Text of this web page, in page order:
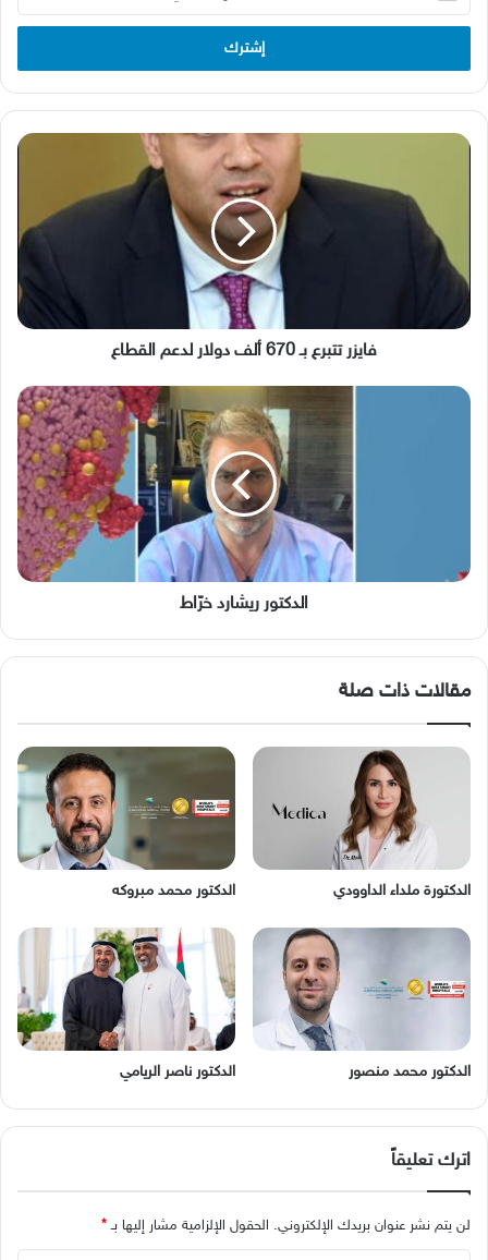
بريدك
الإلكتروني
فايزر
دولار
لدعم
فايزر تتبرع بـ 670 ألف دولار لدعم القطاع
الدكتور
الدكتور ريشارد خرّاط
مقالات ذات صلة
الدكتورة ملداء الداوودي الدكتور محمد مبروكه
الدكتور محمد منصور الدكتور ناصر الريامي
اترك تعليقاً
لن يتم نشر عنوان بريدك الإلكتروني. الحقول الإلزامية مشار إليها بـ*